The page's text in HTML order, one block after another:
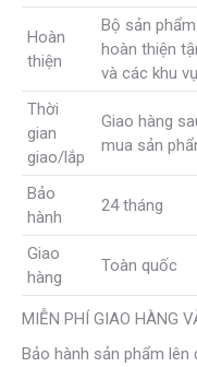
Hoàn
thiện
Bộ sản
hoàn thiện
và các khu
Thời
gian
giao/lắp
Giao hàng
mua sản
Bảo
hành
24 tháng
Giao
hàng
Toàn quốc
MIỄN PHÍ GIAO HÀNG
Bảo hành sản phẩm